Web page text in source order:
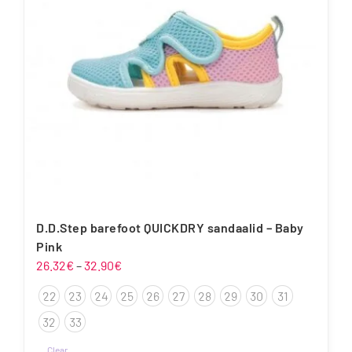
D.D.Step barefoot QUICKDRY sandaalid – Baby
Pink
26.32€ –32.90€
26.32€
kuni
22 23 24 25 26 27 28 29 30
31
32
33
Clear